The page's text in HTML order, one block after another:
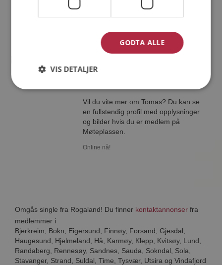
Mann også. Bli medlem nå for å finne
svaret og mengder av andre
Online nå!
Tomas
Vil du vite mer om Tomas? Du kan se
en fullstendig profil med opplysninger
og bilder hvis du er medlem på
Møteplassen.
Online nå!
Omgås single fra Rogaland! Du finner kontaktannonser fra
medlemmer i
Bjerkreim, Bokn, Eigersund, Finnøy, Forsand, Gjesdal,
Haugesund, Hjelmeland, Hå, Karmøy, Klepp, Kvitsøy, Lund,
Randaberg, Rennesøy, Sandnes, Sauda, Sokndal, Sola,
Stavanger, Strand, Suldal, Time, Tysvær, Utsira og Vindafjord
GODTA ALLE
VIS DETALJER